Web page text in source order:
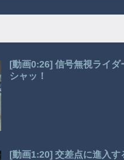
[動画0:26] 信号無視ライ
シャッ！
[動画1:20] 交差点に進入